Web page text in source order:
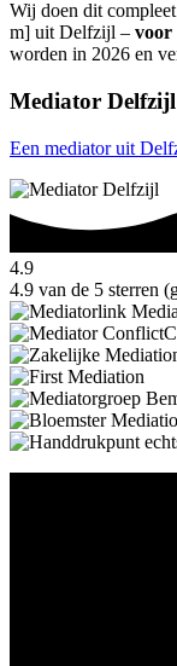
Wij doen dit
m] uit Delfzijl –
worden in 2026 en
Mediator Delfzijl
Een mediator uit
4.9
4.9 van de 5 sterren